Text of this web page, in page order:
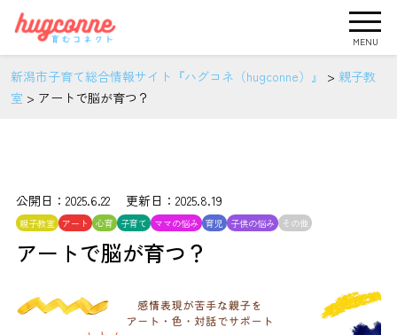
MENU
新潟市子育て総合情報サイト『ハグコネ（hugconne）』 > 親子教
室 > アートで脳が育つ？
公開日：2025.6.22 更新日：2025.8.19
親子教室 アート 心育 子育て ママの悩み 育児 子供の悩み その他
アートで脳が育つ？